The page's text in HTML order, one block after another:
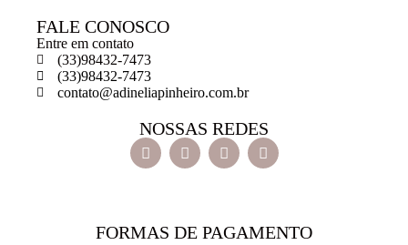
FALE CONOSCO
Entre em contato
(33)98432-7473
(33)98432-7473
contato@adineliapinheiro.com.br
NOSSAS REDES
FORMAS DE PAGAMENTO